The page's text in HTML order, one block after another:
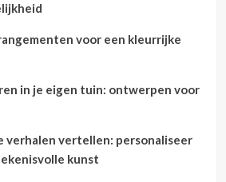
voor een kleurrijke
in je eigen tuin: ontwerpen voor
verhalen vertellen: personaliseer
kunst